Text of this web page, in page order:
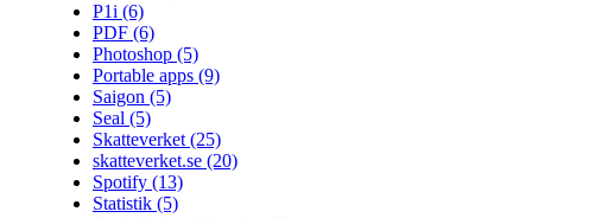
P1i (6)
PDF (6)
Photoshop (5)
Portable apps (9)
Saigon (5)
Seal (5)
Skatteverket (25)
skatteverket.se (20)
Spotify (13)
Statistik (5)